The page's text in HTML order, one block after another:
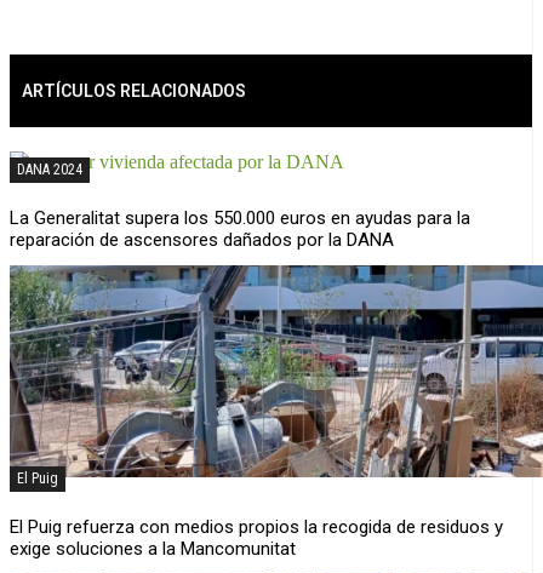
ARTÍCULOS RELACIONADOS
DANA 2024
La Generalitat supera los 550.000 euros en ayudas para la
reparación de ascensores dañados por la DANA
El Puig
El Puig refuerza con medios propios la recogida de residuos y
exige soluciones a la Mancomunitat